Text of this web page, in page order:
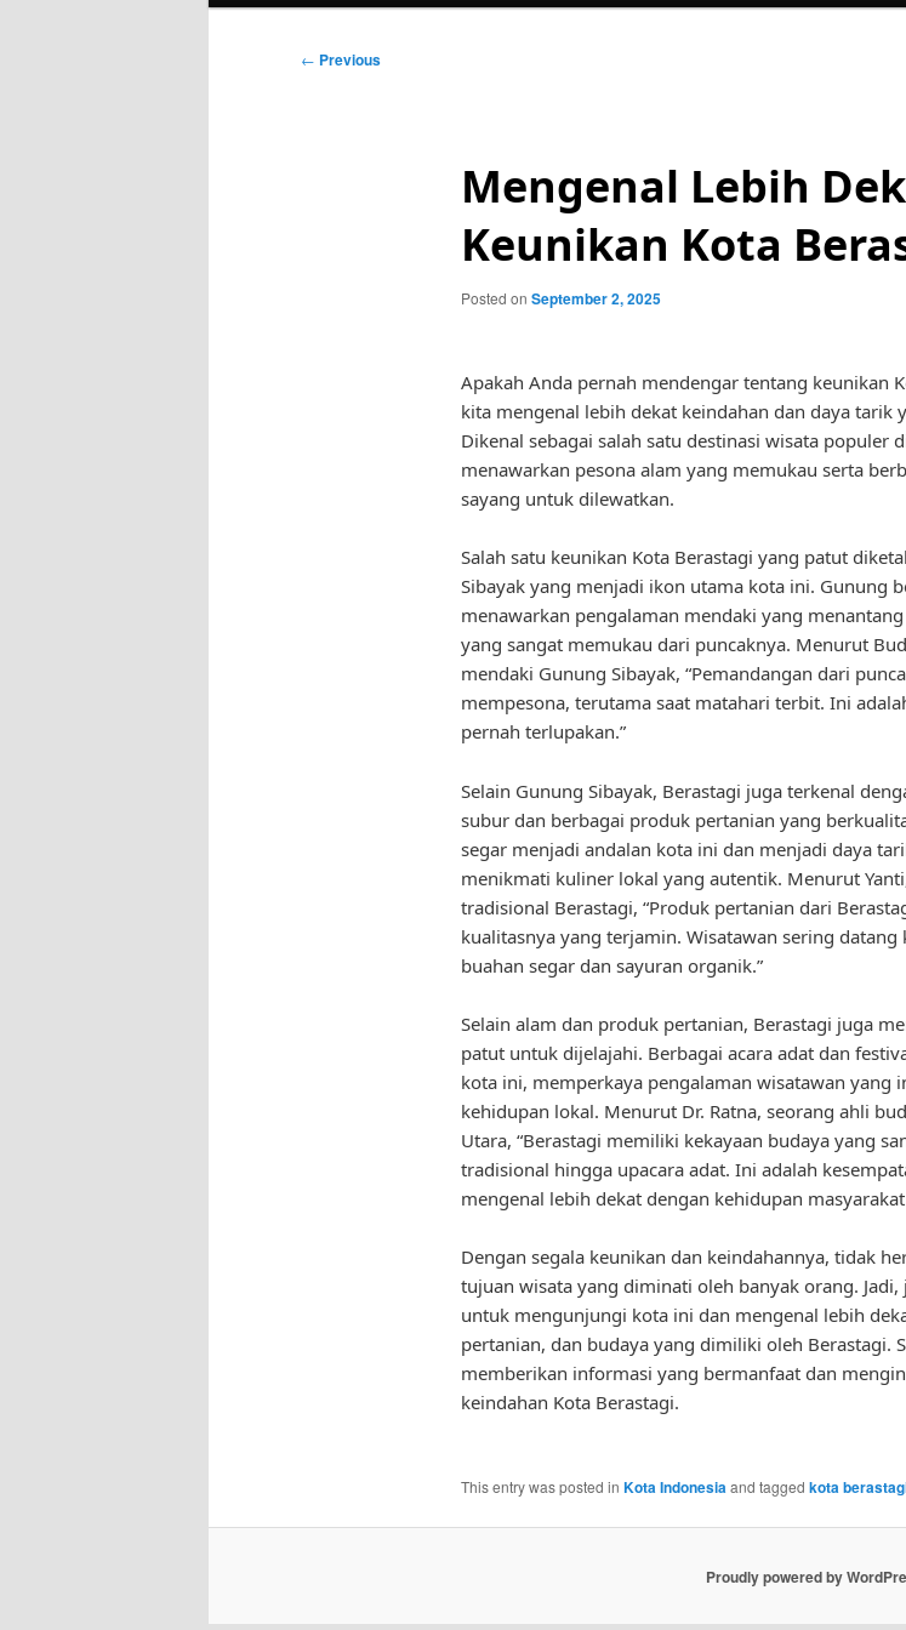
Post
← Previous
Mengenal Lebih
Keunikan Kota
Posted on September 2, 2025
Apakah Anda pernah mendengar tentang keunikan
kita mengenal lebih dekat keindahan dan daya tarik
Dikenal sebagai salah satu destinasi wisata populer
menawarkan pesona alam yang memukau serta
sayang untuk dilewatkan.
Salah satu keunikan Kota Berastagi yang patut
Sibayak yang menjadi ikon utama kota ini. Gunung
menawarkan pengalaman mendaki yang
yang sangat memukau dari puncaknya. Menurut
mendaki Gunung Sibayak, “Pemandangan dari
mempesona, terutama saat matahari terbit. Ini
pernah terlupakan.”
Selain Gunung Sibayak, Berastagi juga terkenal
subur dan berbagai produk pertanian yang
segar menjadi andalan kota ini dan menjadi daya
menikmati kuliner lokal yang autentik. Menurut
tradisional Berastagi, “Produk pertanian dari
kualitasnya yang terjamin. Wisatawan sering
buahan segar dan sayuran organik.”
Selain alam dan produk pertanian, Berastagi juga
patut untuk dijelajahi. Berbagai acara adat dan
kota ini, memperkaya pengalaman wisatawan yang
kehidupan lokal. Menurut Dr. Ratna, seorang ahli
Utara, “Berastagi memiliki kekayaan budaya yang
tradisional hingga upacara adat. Ini adalah
mengenal lebih dekat dengan kehidupan
Dengan segala keunikan dan keindahannya, tidak
tujuan wisata yang diminati oleh banyak orang.
untuk mengunjungi kota ini dan mengenal lebih
pertanian, dan budaya yang dimiliki oleh Berastagi.
memberikan informasi yang bermanfaat dan
keindahan Kota Berastagi.
This entry was posted in Kota Indonesiaand tagged kota
Proudly powered by